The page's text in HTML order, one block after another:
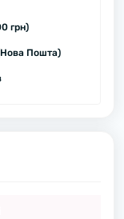
грн)
Пошта)